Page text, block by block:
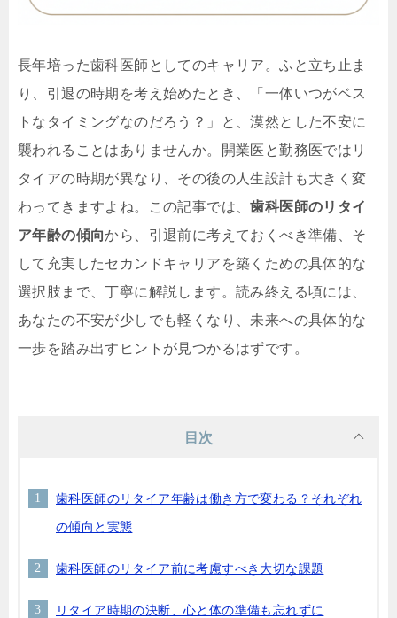
長年培った歯科医師としてのキャリア。ふと立ち止ま
り、引退の時期を考え始めたとき、「一体いつがベス
トなタイミングなのだろう？」と、漠然とした不安に
襲われることはありませんか。開業医と勤務医ではリ
タイアの時期が異なり、その後の人生設計も大きく変
わってきますよね。この記事では、歯科医師のリタイ
ア年齢の傾向から、引退前に考えておくべき準備、そ
して充実したセカンドキャリアを築くための具体的な
選択肢まで、丁寧に解説します。読み終える頃には、
あなたの不安が少しでも軽くなり、未来への具体的な
一歩を踏み出すヒントが見つかるはずです。
目次
歯科医師のリタイア年齢は働き方で変わる？それぞれ
の傾向と実態
歯科医師のリタイア前に考慮すべき大切な課題
リタイア時期の決断、心と体の準備も忘れずに